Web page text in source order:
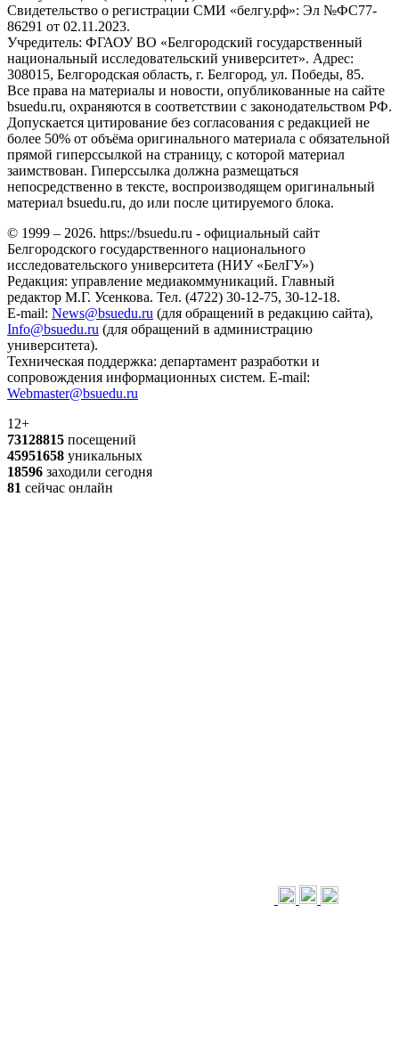
Свидетельство о регистрации СМИ «белгу.рф»: Эл №ФС77-
86291 от 02.11.2023.
Учредитель: ФГАОУ ВО «Белгородский государственный
национальный исследовательский университет». Адрес:
308015, Белгородская область, г. Белгород, ул. Победы, 85.
Все права на материалы и новости, опубликованные на сайте
bsuedu.ru, охраняются в соответствии с законодательством РФ.
Допускается цитирование без согласования с редакцией не
более 50% от объёма оригинального материала с обязательной
прямой гиперссылкой на страницу, с которой материал
заимствован. Гиперссылка должна размещаться
непосредственно в тексте, воспроизводящем оригинальный
материал bsuedu.ru, до или после цитируемого блока.
© 1999 – 2026. https://bsuedu.ru - официальный сайт
Белгородского государственного национального
исследовательского университета (НИУ «БелГУ»)
Редакция: управление медиакоммуникаций. Главный
редактор М.Г. Усенкова. Тел. (4722) 30-12-75, 30-12-18.
E-mail: News@bsuedu.ru (для обращений в редакцию сайта),
Info@bsuedu.ru (для обращений в администрацию
университета).
Техническая поддержка: департамент разработки и
сопровождения информационных систем. E-mail:
Webmaster@bsuedu.ru
12+
73128815 посещений
45951658 уникальных
18596 заходили сегодня
81 сейчас онлайн